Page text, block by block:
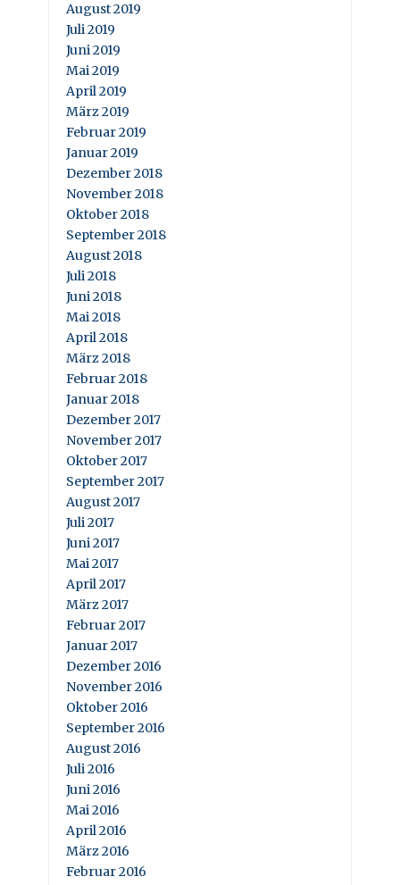
August 2019
Juli 2019
Juni 2019
Mai 2019
April 2019
März 2019
Februar 2019
Januar 2019
Dezember 2018
November 2018
Oktober 2018
September 2018
August 2018
Juli 2018
Juni 2018
Mai 2018
April 2018
März 2018
Februar 2018
Januar 2018
Dezember 2017
November 2017
Oktober 2017
September 2017
August 2017
Juli 2017
Juni 2017
Mai 2017
April 2017
März 2017
Februar 2017
Januar 2017
Dezember 2016
November 2016
Oktober 2016
September 2016
August 2016
Juli 2016
Juni 2016
Mai 2016
April 2016
März 2016
Februar 2016